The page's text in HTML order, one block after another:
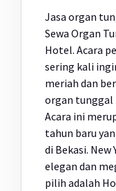
Jasa organ
Sewa Organ
Hotel. Acara
sering kali
meriah dan
organ tunggal
Acara ini
tahun baru
di Bekasi. New
elegan dan
pilih adalah